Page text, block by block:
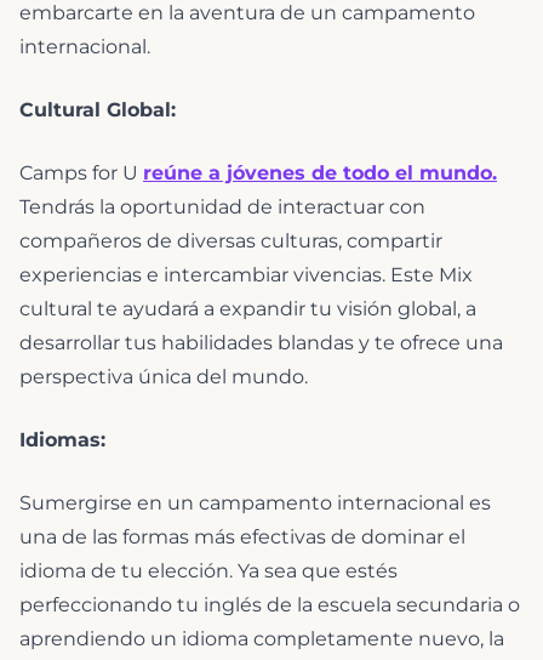
embarcarte en la aventura de un campamento
internacional.
Cultural Global:
Camps for U reúne a jóvenes de todo el mundo.
Tendrás la oportunidad de interactuar con
compañeros de diversas culturas, compartir
experiencias e intercambiar vivencias. Este Mix
cultural te ayudará a expandir tu visión global, a
desarrollar tus habilidades blandas y te ofrece una
perspectiva única del mundo.
Idiomas:
Sumergirse en un campamento internacional es
una de las formas más efectivas de dominar el
idioma de tu elección. Ya sea que estés
perfeccionando tu inglés de la escuela secundaria o
aprendiendo un idioma completamente nuevo, la